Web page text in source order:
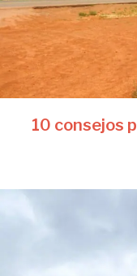
10 consejos